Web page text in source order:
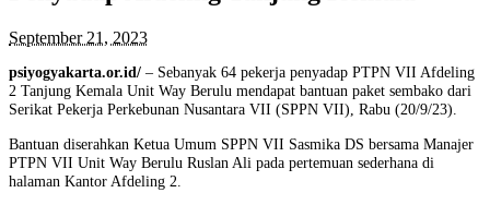
September 21, 2023
psiyogyakarta.or.id/ – Sebanyak 64 pekerja penyadap PTPN VII Afdeling
2 Tanjung Kemala Unit Way Berulu mendapat bantuan paket sembako dari
Serikat Pekerja Perkebunan Nusantara VII (SPPN VII), Rabu (20/9/23).
Bantuan diserahkan Ketua Umum SPPN VII Sasmika DS bersama Manajer
PTPN VII Unit Way Berulu Ruslan Ali pada pertemuan sederhana di
halaman Kantor Afdeling 2.